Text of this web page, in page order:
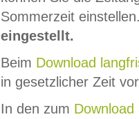
Sommerzeit
eingestellt.
Beim Download
in gesetzlicher Zeit
In den zum Download